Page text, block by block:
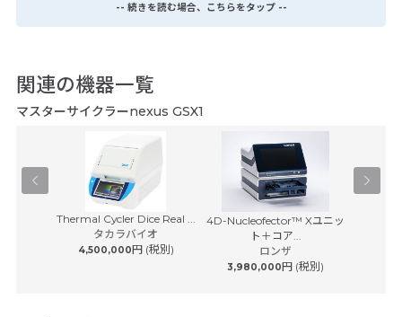
-- 続きを読む場合、こちらをタップ --
関連の機器一覧
マスターサイクラーnexus GSX1
Thermal Cycler Dice Real ...
タカラバイオ
4,500,000円 (税別)
4D-Nucleofector™ Xユニッ
ト＋コア...
ロンザ
3,980,000円 (税別)